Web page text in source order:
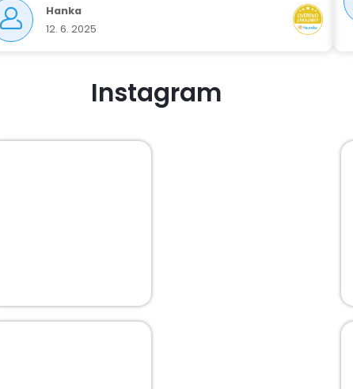
Hanka
12. 6. 2025
Instagram